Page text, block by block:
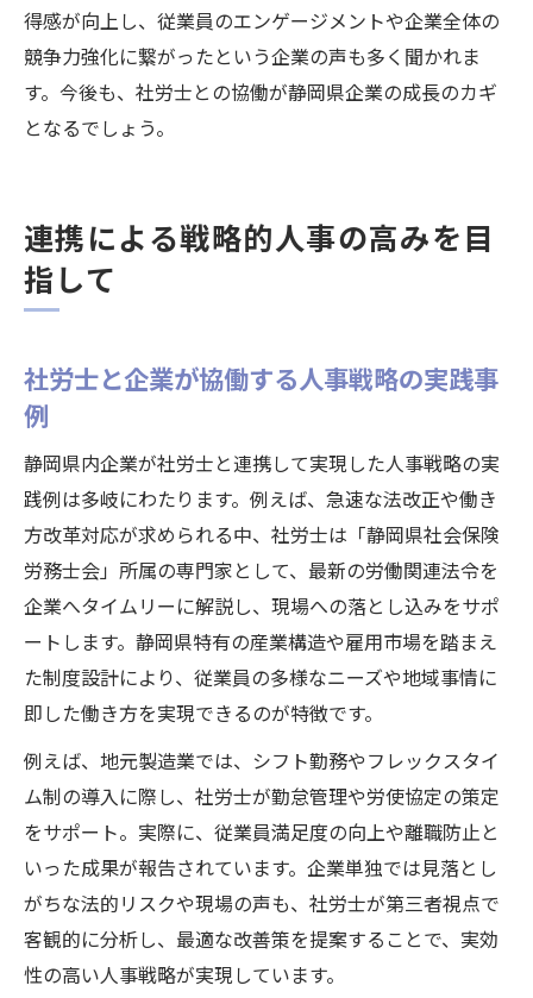
得感が向上し、従業員のエンゲージメントや企業全体の
競争力強化に繋がったという企業の声も多く聞かれま
す。今後も、社労士との協働が静岡県企業の成長のカギ
となるでしょう。
連携による戦略的人事の高みを目
指して
社労士と企業が協働する人事戦略の実践事
例
静岡県内企業が社労士と連携して実現した人事戦略の実
践例は多岐にわたります。例えば、急速な法改正や働き
方改革対応が求められる中、社労士は「静岡県社会保険
労務士会」所属の専門家として、最新の労働関連法令を
企業へタイムリーに解説し、現場への落とし込みをサポ
ートします。静岡県特有の産業構造や雇用市場を踏まえ
た制度設計により、従業員の多様なニーズや地域事情に
即した働き方を実現できるのが特徴です。
例えば、地元製造業では、シフト勤務やフレックスタイ
ム制の導入に際し、社労士が勤怠管理や労使協定の策定
をサポート。実際に、従業員満足度の向上や離職防止と
いった成果が報告されています。企業単独では見落とし
がちな法的リスクや現場の声も、社労士が第三者視点で
客観的に分析し、最適な改善策を提案することで、実効
性の高い人事戦略が実現しています。